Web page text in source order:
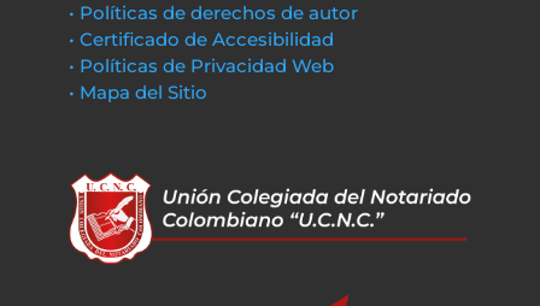
• Políticas de derechos de autor
• Certificado de Accesibilidad
• Políticas de Privacidad Web
• Mapa del Sitio